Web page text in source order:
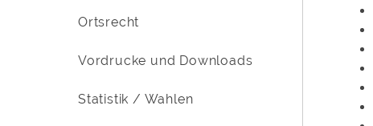
Ortsrecht
Vordrucke und Downloads
Statistik / Wahlen